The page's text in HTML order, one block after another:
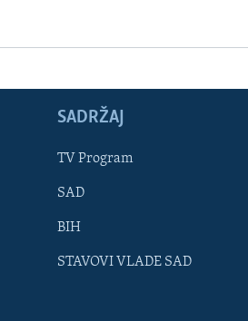
SADRŽAJ
TV Program
SAD
BIH
STAVOVI VLADE SAD